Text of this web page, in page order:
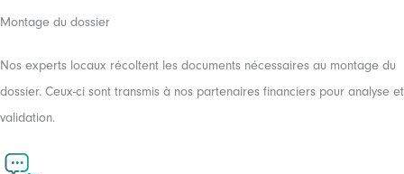
Montage du dossier
Nos experts locaux récoltent les documents nécessaires au montage du
dossier. Ceux-ci sont transmis à nos partenaires financiers pour analyse et
validation.